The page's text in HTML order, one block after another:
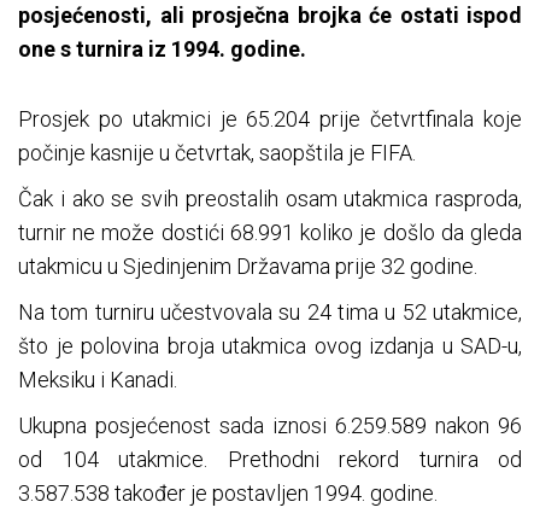
posjećenosti, ali prosječna brojka će ostati ispod
one s turnira iz 1994. godine.
Prosjek po utakmici je 65.204 prije četvrtfinala koje
počinje kasnije u četvrtak, saopštila je FIFA.
Čak i ako se svih preostalih osam utakmica rasproda,
turnir ne može dostići 68.991 koliko je došlo da gleda
utakmicu u Sjedinjenim Državama prije 32 godine.
Na tom turniru učestvovala su 24 tima u 52 utakmice,
što je polovina broja utakmica ovog izdanja u SAD-u,
Meksiku i Kanadi.
Ukupna posjećenost sada iznosi 6.259.589 nakon 96
od 104 utakmice. Prethodni rekord turnira od
3.587.538 također je postavljen 1994. godine.